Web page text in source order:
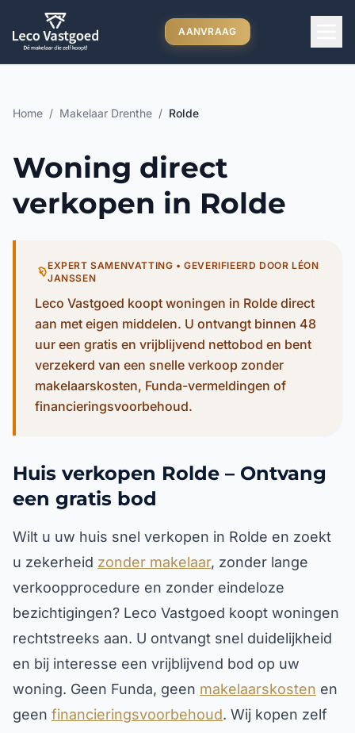
Ga direct naar inhoud
AANVRAAG
Home / Makelaar Drenthe / Rolde
Woning direct
verkopen in Rolde
EXPERT SAMENVATTING • GEVERIFIEERD DOOR LÉON
JANSSEN
Leco Vastgoed koopt woningen in Rolde direct
aan met eigen middelen. U ontvangt binnen 48
uur een gratis en vrijblijvend nettobod en bent
verzekerd van een snelle verkoop zonder
makelaarskosten, Funda-vermeldingen of
financieringsvoorbehoud.
Huis verkopen Rolde – Ontvang
een gratis bod
Wilt u uw huis snel verkopen in Rolde en zoekt
u zekerheid zonder makelaar, zonder lange
verkoopprocedure en zonder eindeloze
bezichtigingen? Leco Vastgoed koopt woningen
rechtstreeks aan. U ontvangt snel duidelijkheid
en bij interesse een vrijblijvend bod op uw
woning. Geen Funda, geen makelaarskosten en
geen financieringsvoorbehoud. Wij kopen zelf